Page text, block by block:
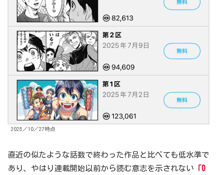
2025／10／27時点
直近の似たような話数で終わった作品と比べても低水準で
あり、やはり連載開始以前から読む意志を示されない 「0